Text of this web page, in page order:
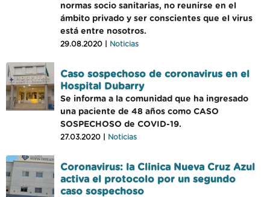
normas socio sanitarias, no reunirse en el
ámbito privado y ser conscientes que el virus
está entre nosotros.
29.08.2020 | Noticias
Caso sospechoso de coronavirus en el
Hospital Dubarry
Se informa a la comunidad que ha ingresado
una paciente de 48 años como CASO
SOSPECHOSO de COVID-19.
27.03.2020 | Noticias
Coronavirus: la Clinica Nueva Cruz Azul
activa el protocolo por un segundo
caso sospechoso